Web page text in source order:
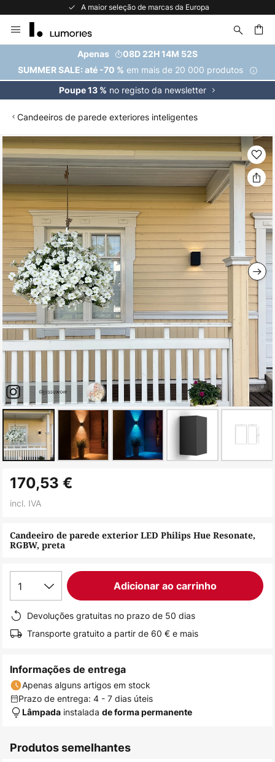
A maior seleção de marcas da Europa
para
Conteúdo
Apenas
08D 22H 14M 52S
SUMMER SALE: até -70 % em mais de 20 000 produtos
Poupe 13 % no registo da newsletter
Candeeiros de parede exteriores inteligentes
Saltar
para
final
da
Galeria
de
imagens
para
da
Galeria
Candeeiro de parede exterior LED Philips Hue Resonate,
RGBW, preta
170,53 €
incl. IVA
1 Adicionar ao carrinho
Devoluções gratuitas no prazo de 50 dias
Transporte gratuito a partir de 60 € e mais
Informações de entrega
Apenas alguns artigos em stock
Prazo de entrega: 4 - 7 dias úteis
Lâmpada instalada de forma permanente
Produtos semelhantes